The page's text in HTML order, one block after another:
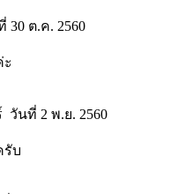
ต.ค. 2560
ที่ 2 พ.ย. 2560
บ